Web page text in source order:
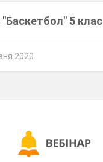
5 клас
2020